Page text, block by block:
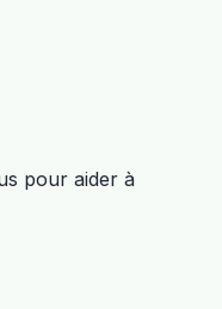
pour aider à